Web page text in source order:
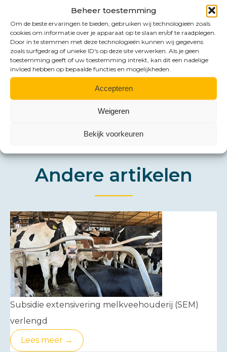
Beheer toestemming
Om de beste ervaringen te bieden, gebruiken wij technologieën zoals
cookies om informatie over je apparaat op te slaan en/of te raadplegen.
Door in te stemmen met deze technologieën kunnen wij gegevens
zoals surfgedrag of unieke ID's op deze site verwerken. Als je geen
toestemming geeft of uw toestemming intrekt, kan dit een nadelige
invloed hebben op bepaalde functies en mogelijkheden.
Accepteren
Weigeren
Bekijk voorkeuren
emmen@hlb-nannen.nl
Groningen:
groningen@hlb-nannen.nl
Andere artikelen
Subsidie extensivering melkveehouderij (SEM)
verlengd
Lees meer →